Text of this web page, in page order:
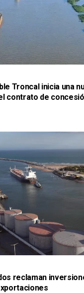
Troncal inicia una
contrato de
reclaman